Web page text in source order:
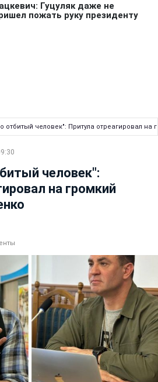
отбитый человек": Притула отреагировал на
человек":
на громкий